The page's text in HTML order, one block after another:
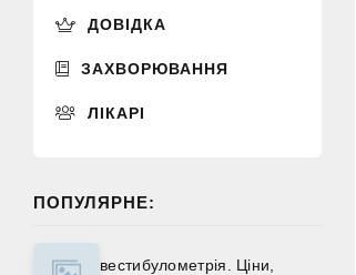
ДОВІДКА
ЗАХВОРЮВАННЯ
ЛІКАРІ
ПОПУЛЯРНЕ:
вестибулометрія. Ціни,